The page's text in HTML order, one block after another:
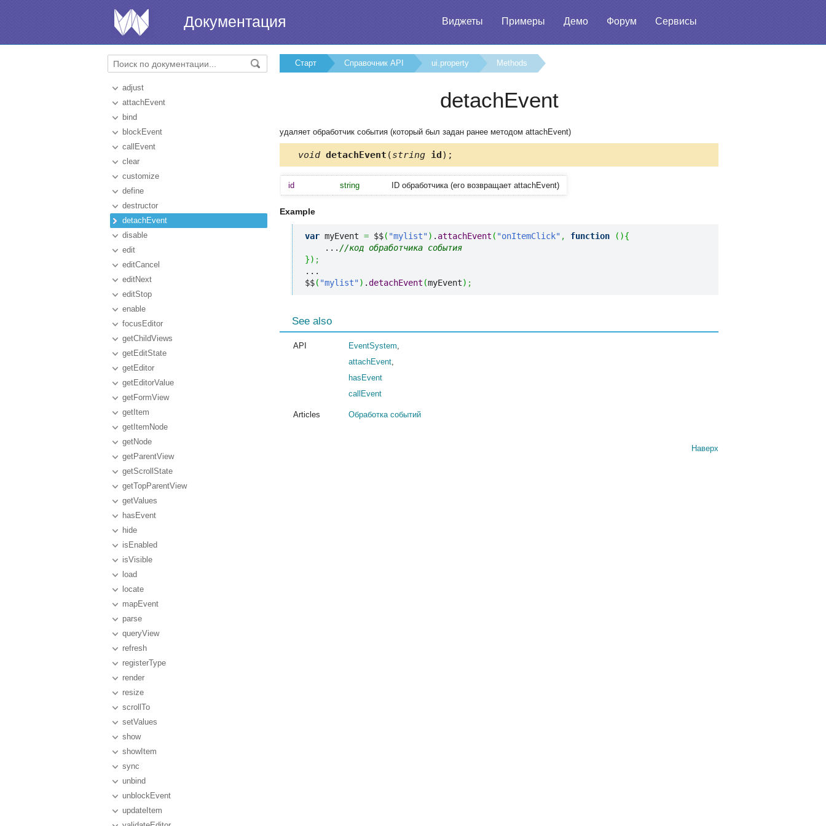
Виджеты Примеры Демо Форум Сервисы
Документация
adjust
attachEvent
bind
blockEvent
callEvent
clear
customize
define
destructor
detachEvent
disable
edit
editCancel
editNext
editStop
enable
focusEditor
getChildViews
getEditState
getEditor
getEditorValue
getFormView
getItem
getItemNode
getNode
getParentView
getScrollState
getTopParentView
getValues
hasEvent
hide
isEnabled
isVisible
load
locate
mapEvent
parse
queryView
refresh
registerType
render
resize
scrollTo
setValues
show
showItem
sync
unbind
unblockEvent
updateItem
Старт Справочник API ui.property Methods
detachEvent
удаляет обработчик события (который был задан ранее методом attachEvent)
void detachEvent (string id);
id string ID обработчика (его возвращает attachEvent)
Example
var myEvent = $$( "mylist") . attachEvent ( "onItemClick" , function ( ){
    ...
//код обработчика события
}) ;
...
$$( "mylist") .detachEvent (myEvent) ;
See also
API EventSystem,
attachEvent,
hasEvent
callEvent
Articles Обработка событий
Наверх